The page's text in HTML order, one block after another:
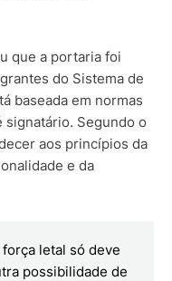
que a portaria foi
do Sistema de
baseada em normas
signatário. Segundo o
aos princípios da
e da
letal só deve
possibilidade de